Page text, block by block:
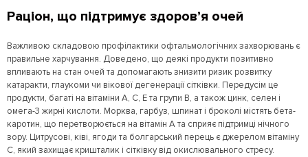
Раціон, що підтримує здоров’я очей
Важливою складовою профілактики офтальмологічних захворювань є
правильне харчування. Доведено, що деякі продукти позитивно
впливають на стан очей та допомагають знизити ризик розвитку
катаракти, глаукоми чи вікової дегенерації сітківки. Передусім це
продукти, багаті на вітаміни A, C, E та групи B, а також цинк, селен і
омега-3 жирні кислоти. Морква, гарбуз, шпинат і броколі містять бета-
каротин, що перетворюється на вітамін A та сприяє підтримці нічного
зору. Цитрусові, ківі, ягоди та болгарський перець є джерелом вітаміну
C, який захищає кришталик і сітківку від окислювального стресу.